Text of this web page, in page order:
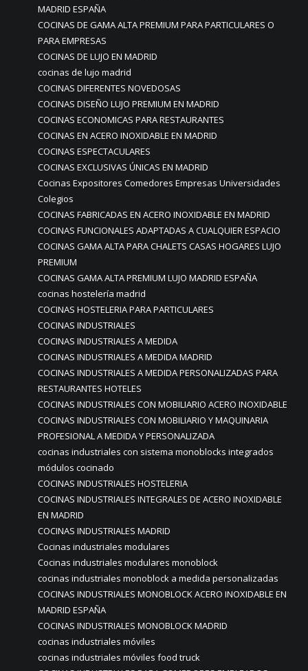
MADRID ESPAÑA
COCINAS DE GAMA ALTA PREMIUM PARA PARTICULARES O
PARA EMPRESAS
COCINAS DE LUJO EN MADRID
cocinas de lujo madrid
COCINAS DIFERENTES NOVEDOSAS
COCINAS DISEÑO LUJO PREMIUM EN MADRID
COCINAS ECONOMICAS PARA RESTAURANTES
COCINAS EN ACERO INOXIDABLE EN MADRID
COCINAS ESPECTACULARES
COCINAS EXCLUSIVAS ÚNICAS EN MADRID
Cocinas Expositores Comedores Empresas Universidades
Colegios
COCINAS FABRICADAS EN ACERO INOXIDABLE EN MADRID
COCINAS FUNCIONALES ADAPTADAS A CUALQUIER ESPACIO
COCINAS GAMA ALTA PARA CHALETS CASAS HOGARES LUJO
PREMIUM
COCINAS GAMA ALTA PREMIUM LUJO MADRID ESPAÑA
cocinas hostelería madrid
COCINAS HOSTELERIA PARA PARTICULARES
COCINAS INDUSTRIALES
COCINAS INDUSTRIALES A MEDIDA
COCINAS INDUSTRIALES A MEDIDA MADRID
COCINAS INDUSTRIALES A MEDIDA PERSONALIZADAS PARA
RESTAURANTES HOTELES
COCINAS INDUSTRIALES CON MOBILIARIO ACERO INOXIDABLE
COCINAS INDUSTRIALES CON MOBILIARIO Y MAQUINARIA
PROFESIONAL A MEDIDA Y PERSONALIZADA
cocinas industriales con sistema monoblocks integrados
módulos cocinado
COCINAS INDUSTRIALES HOSTELERIA
COCINAS INDUSTRIALES INTEGRALES DE ACERO INOXIDABLE
EN MADRID
COCINAS INDUSTRIALES MADRID
Cocinas industriales modulares
Cocinas industriales modulares monoblock
cocinas industriales monoblock a medida personalizadas
COCINAS INDUSTRIALES MONOBLOCK ACERO INOXIDABLE EN
MADRID ESPAÑA
COCINAS INDUSTRIALES MONOBLOCK MADRID
cocinas industriales móviles
cocinas industriales móviles food truck